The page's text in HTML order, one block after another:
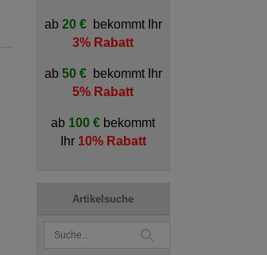
ab20 € bekommt Ihr
3% Rabatt
ab50 € bekommt Ihr
5% Rabatt
ab 100 € bekommt
Ihr 10% Rabatt
Artikelsuche